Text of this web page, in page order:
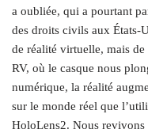
a oubliée, qui a pourtant
des droits civils aux États-
de réalité virtuelle, mais
RV, où le casque nous
numérique, la réalité
sur le monde réel que
HoloLens2. Nous revivons